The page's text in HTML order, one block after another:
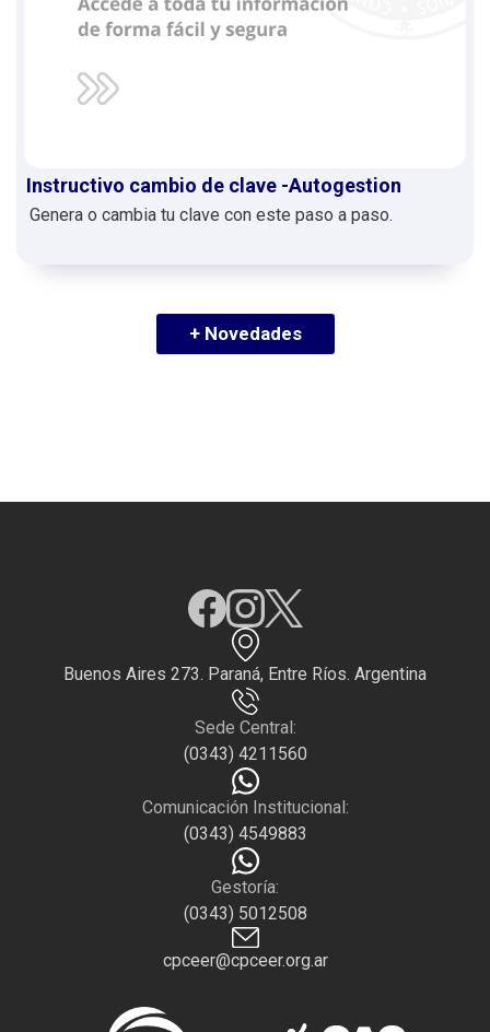
Instructivo cambio de clave -Autogestion
Genera o cambia tu clave con este paso a paso.
+ Novedades
Buenos Aires 273. Paraná, Entre Ríos. Argentina
Sede Central:
(0343) 4211560
Comunicación Institucional:
(0343) 4549883
Gestoría:
(0343) 5012508
cpceer@cpceer.org.ar